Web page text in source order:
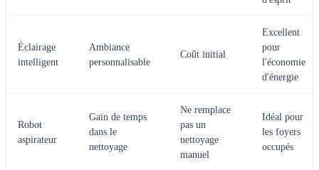
Éclairage
intelligent
Ambiance
personnalisable
Coût initial
Excellent
pour
l'économie
d'énergie
Robot
aspirateur
Gain de temps
dans le
nettoyage
Ne remplace
pas un
nettoyage
manuel
Idéal pour
les foyers
occupés